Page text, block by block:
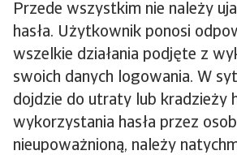
Przede wszystkim nie należy
hasła. Użytkownik ponosi
wszelkie działania podjęte z
swoich danych logowania. W
dojdzie do utraty lub kradzieży
wykorzystania hasła przez
nieupoważnioną, należy